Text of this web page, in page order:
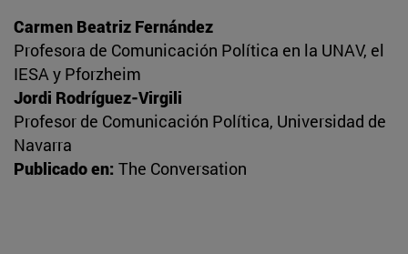
Carmen Beatriz Fernández
Profesora de Comunicación Política en la UNAV, el
IESA y Pforzheim
Jordi Rodríguez-Virgili
Profesor de Comunicación Política, Universidad de
Navarra
Publicado en: The Conversation